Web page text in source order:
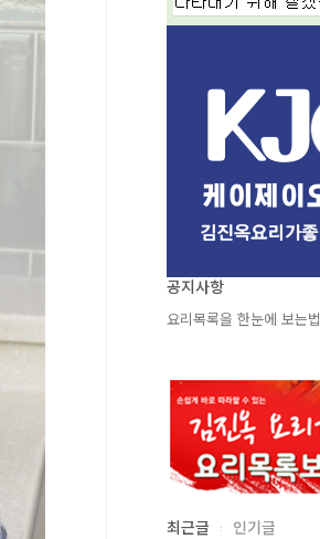
공지사항
요리목록을 한눈에 보는법
최근글 인기글